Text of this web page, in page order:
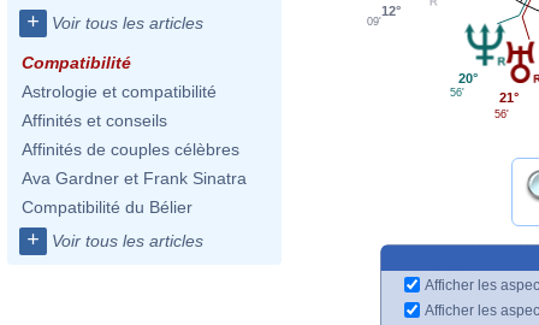
+ Voir tous les articles
Compatibilité
Astrologie et compatibilité
Affinités et conseils
Affinités de couples célèbres
Ava Gardner et Frank Sinatra
Compatibilité du Bélier
+ Voir tous les articles
12°
09'
20°
56' 21°
56'
Afficher les
Afficher les